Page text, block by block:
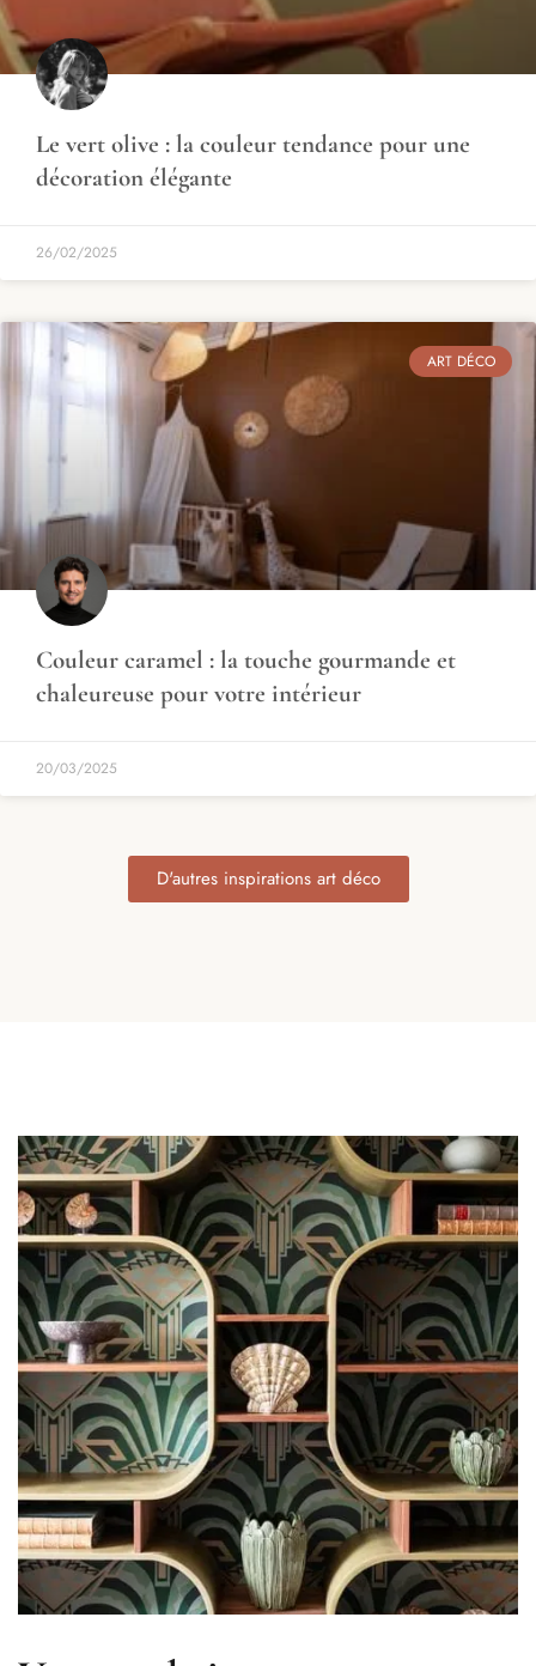
Le vert olive : la couleur tendance pour une
décoration élégante
26/02/2025
ART DÉCO
Couleur caramel : la touche gourmande et
chaleureuse pour votre intérieur
20/03/2025
D'autres inspirations art déco